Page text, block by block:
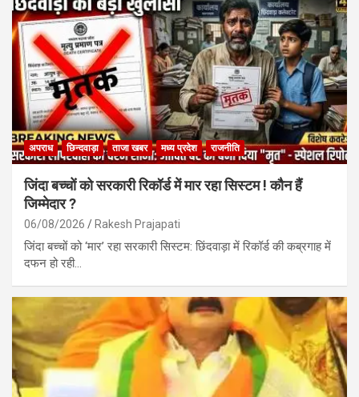
अपराध छिन्दवाड़ा ताजा खबर मध्य प्रदेश राजनीति
जिंदा बच्चों को सरकारी रिकॉर्ड में मार रहा सिस्टम ! कौन हैं
जिम्मेदार ?
06/08/2026 Rakesh Prajapati
जिंदा बच्चों को ‘मार’ रहा सरकारी सिस्टम: छिंदवाड़ा में रिकॉर्ड की कब्रगाह में
दफन हो रही…